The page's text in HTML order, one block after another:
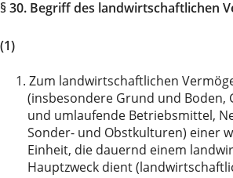
§ 30. Begriff des landwirtschaftlichen
(1)
1. Zum landwirtschaftlichen
(insbesondere Grund und Boden,
und umlaufende Betriebsmittel,
Sonder- und Obstkulturen) einer
Einheit, die dauernd einem
Hauptzweck dient